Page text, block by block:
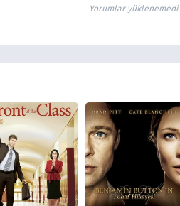
Yorumlar yüklenemedi.